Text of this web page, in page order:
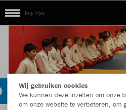
Ikiji Ryu
Wij gebruiken cookies
We kunnen deze inzetten om onze
om onze website te verbeteren, om